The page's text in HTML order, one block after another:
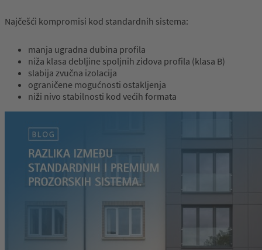
Najčešći kompromisi kod standardnih sistema:
manja ugradna dubina profila
niža klasa debljine spoljnih zidova profila (klasa B)
slabija zvučna izolacija
ograničene mogućnosti ostakljenja
niži nivo stabilnosti kod većih formata